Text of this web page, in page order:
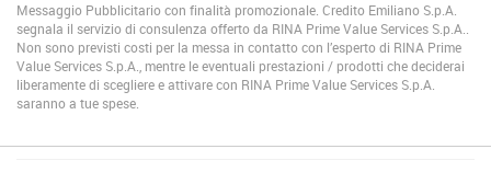
Messaggio Pubblicitario con finalità promozionale. Credito Emiliano S.p.A.
segnala il servizio di consulenza offerto da RINA Prime Value Services S.p.A..
Non sono previsti costi per la messa in contatto con l’esperto di RINA Prime
Value Services S.p.A., mentre le eventuali prestazioni / prodotti che deciderai
liberamente di scegliere e attivare con RINA Prime Value Services S.p.A.
saranno a tue spese.